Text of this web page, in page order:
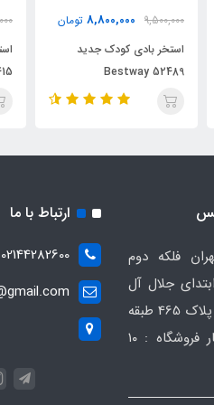
9,500,000
8,800,000 تومان
استخر بادی کودک جدید
Bestway 52489
فلکه دوم
جلال آل
احمد ، نبش جلال و اشرفی پلاک 465 طبقه
سوم ، واحد ۹ ، ساعات کار فروشگاه : ۱۰
ارتباط با ما
02144282600